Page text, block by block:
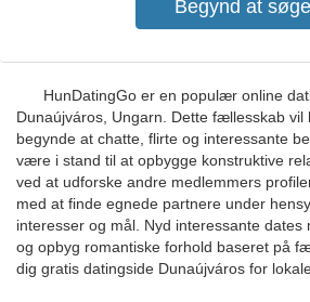
HunDatingGo er en populær online
Dunaújváros, Ungarn. Dette fællesskab
begynde at chatte, flirte og interessante
være i stand til at opbygge konstruktive
ved at udforske andre medlemmers
med at finde egnede partnere under
interesser og mål. Nyd interessante dates
og opbyg romantiske forhold baseret på
dig gratis datingside Dunaújváros for